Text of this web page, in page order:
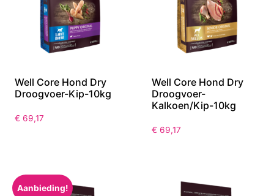
Well Core Hond Dry
Droogvoer-Kip-10kg
€ 69,17
Well Core Hond Dry
Droogvoer-
Kalkoen/Kip-10kg
€ 69,17
Aanbieding!